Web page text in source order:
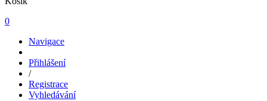
0
Navigace
Přihlášení
/
Registrace
Vyhledávání